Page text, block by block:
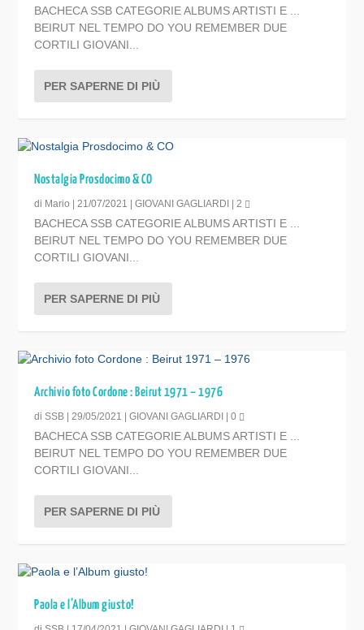
BACHECA SSB CATEGORIE ALBUMS ARTISTI E ...
BEIRUT NEL TEMPO DO YOU REMEMBER DUE
CORTILI GIOVANI...
PER SAPERNE DI PIÙ
Nostalgia Prosdocimo & CO
di Mario | 21/07/2021 |GIOVANI GAGLIARDI | 2
BACHECA SSB CATEGORIE ALBUMS ARTISTI E ...
BEIRUT NEL TEMPO DO YOU REMEMBER DUE
CORTILI GIOVANI...
PER SAPERNE DI PIÙ
Archivio foto Cordone : Beirut 1971 – 1976
diSSB | 29/05/2021 |GIOVANI GAGLIARDI |0
BACHECA SSB CATEGORIE ALBUMS ARTISTI E ...
BEIRUT NEL TEMPO DO YOU REMEMBER DUE
CORTILI GIOVANI...
PER SAPERNE DI PIÙ
Paola e l’Album giusto!